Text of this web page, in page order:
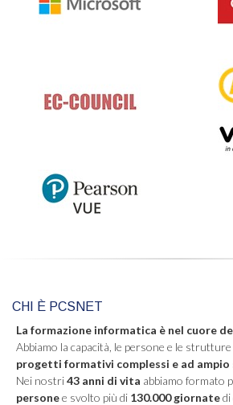
CHI È PCSNET
La formazione informatica è nel cuore
Abbiamo la capacità, le persone e le
progetti formativi complessi e ad
Nei nostri43 anni di vita abbiamo formato
personee svolto più di 130.000 giornatedi